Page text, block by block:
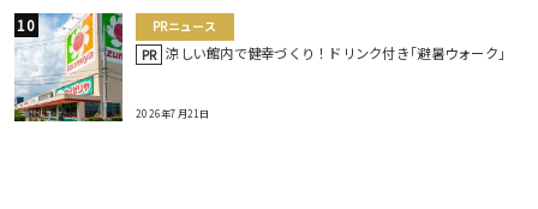
PRニュース
PR 涼しい館内で健幸づくり！ドリンク付き｢避暑ウォーク｣
2026年7月21日